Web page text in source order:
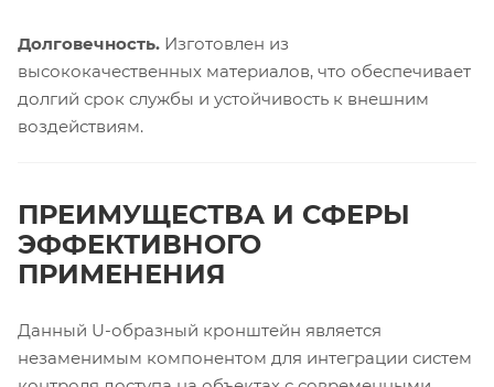
Долговечность. Изготовлен из
высококачественных материалов, что обеспечивает
долгий срок службы и устойчивость к внешним
воздействиям.
ПРЕИМУЩЕСТВА И СФЕРЫ
ЭФФЕКТИВНОГО
ПРИМЕНЕНИЯ
Данный U-образный кронштейн является
незаменимым компонентом для интеграции систем